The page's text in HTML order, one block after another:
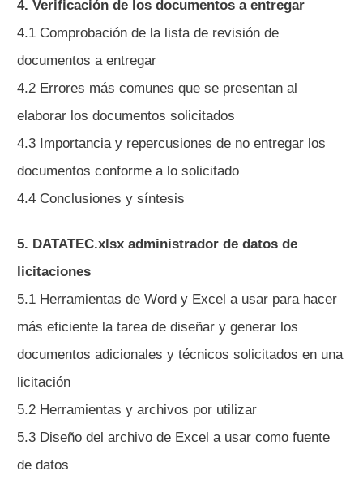
4. Verificación de los documentos a entregar
4.1 Comprobación de la lista de revisión de
documentos a entregar
4.2 Errores más comunes que se presentan al
elaborar los documentos solicitados
4.3 Importancia y repercusiones de no entregar los
documentos conforme a lo solicitado
4.4 Conclusiones y síntesis
5. DATATEC.xlsx administrador de datos de
licitaciones
5.1 Herramientas de Word y Excel a usar para hacer
más eficiente la tarea de diseñar y generar los
documentos adicionales y técnicos solicitados en una
licitación
5.2 Herramientas y archivos por utilizar
5.3 Diseño del archivo de Excel a usar como fuente
de datos